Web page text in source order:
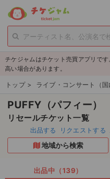
person_add 新規会員登録
チケットを探す
新着チケット
値下げしたチケット
都道府県からチケットを探す
もうすぐ開催のチケット
チケットのリクエスト一覧
チケジャムはチケット売買アプリで
高い場合があります。
トップ > ライブ・コンサート（国
PUFFY（パフィー）
リセールチケット一覧
出品する リクエストする
地域から検索
出品中（139）